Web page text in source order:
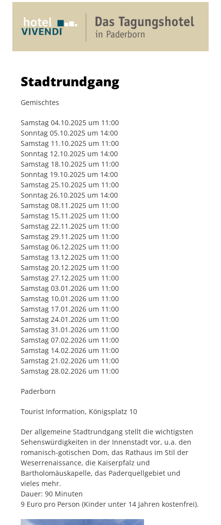
Stadtrundgang
Gemischtes
Samstag 04.10.2025 um 11:00
Sonntag 05.10.2025 um 14:00
Samstag 11.10.2025 um 11:00
Sonntag 12.10.2025 um 14:00
Samstag 18.10.2025 um 11:00
Sonntag 19.10.2025 um 14:00
Samstag 25.10.2025 um 11:00
Sonntag 26.10.2025 um 14:00
Samstag 08.11.2025 um 11:00
Samstag 15.11.2025 um 11:00
Samstag 22.11.2025 um 11:00
Samstag 29.11.2025 um 11:00
Samstag 06.12.2025 um 11:00
Samstag 13.12.2025 um 11:00
Samstag 20.12.2025 um 11:00
Samstag 27.12.2025 um 11:00
Samstag 03.01.2026 um 11:00
Samstag 10.01.2026 um 11:00
Samstag 17.01.2026 um 11:00
Samstag 24.01.2026 um 11:00
Samstag 31.01.2026 um 11:00
Samstag 07.02.2026 um 11:00
Samstag 14.02.2026 um 11:00
Samstag 21.02.2026 um 11:00
Samstag 28.02.2026 um 11:00
Paderborn
Tourist Information, Königsplatz 10
Der allgemeine Stadtrundgang stellt die wichtigsten
Sehenswürdigkeiten in der Innenstadt vor, u.a. den
romanisch-gotischen Dom, das Rathaus im Stil der
Weserrenaissance, die Kaiserpfalz und
Bartholomäuskapelle, das Paderquellgebiet und
vieles mehr.
Dauer: 90 Minuten
9 Euro pro Person (Kinder unter 14 Jahren kostenfrei).